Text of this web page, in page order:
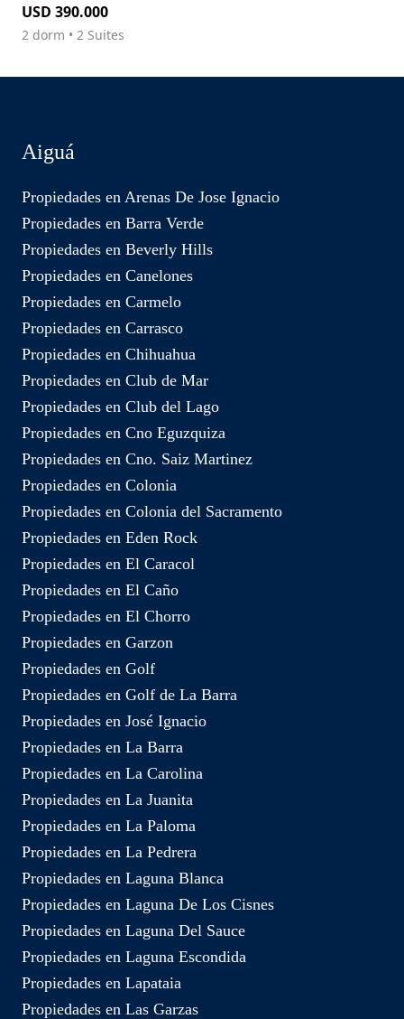
USD 390.000
2 dorm • 2 Suites
Aiguá
Propiedades en Arenas De Jose Ignacio
Propiedades en Barra Verde
Propiedades en Beverly Hills
Propiedades en Canelones
Propiedades en Carmelo
Propiedades en Carrasco
Propiedades en Chihuahua
Propiedades en Club de Mar
Propiedades en Club del Lago
Propiedades en Cno Eguzquiza
Propiedades en Cno. Saiz Martinez
Propiedades en Colonia
Propiedades en Colonia del Sacramento
Propiedades en Eden Rock
Propiedades en El Caracol
Propiedades en El Caño
Propiedades en El Chorro
Propiedades en Garzon
Propiedades en Golf
Propiedades en Golf de La Barra
Propiedades en José Ignacio
Propiedades en La Barra
Propiedades en La Carolina
Propiedades en La Juanita
Propiedades en La Paloma
Propiedades en La Pedrera
Propiedades en Laguna Blanca
Propiedades en Laguna De Los Cisnes
Propiedades en Laguna Del Sauce
Propiedades en Laguna Escondida
Propiedades en Lapataia
Propiedades en Las Garzas